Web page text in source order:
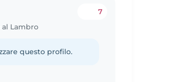
Lambro
7
questo profilo.